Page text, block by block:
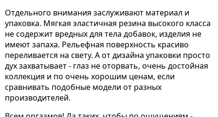
Отдельного внимания заслуживают материал и
упаковка. Мягкая эластичная резина высокого класса
не содержит вредных для тела добавок, изделия не
имеют запаха. Рельефная поверхность красиво
переливается на свету. А от дизайна упаковки просто
дух захватывает - глаз не оторвать, очень достойная
коллекция и по очень хорошим ценам, если
сравнивать подобные модели от разных
производителей.